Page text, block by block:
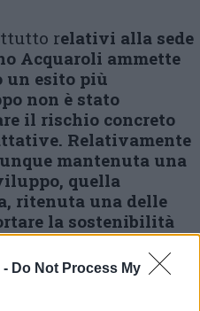
- Do Not Process My
relativi alla sede
Acquaroli ammette
un esito più
non è stato
il rischio concreto
Relativamente
mantenuta una
quella
ritenuta una delle
la sostenibilità
periodo.Ringrazio il
il ministro
Bergamotto i